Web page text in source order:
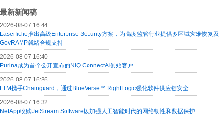
最新新闻稿
2026-08-07 16:44
Laserfiche推出高级Enterprise Security方案，为高度监管行业提供多区域灾难恢复及
GovRAMP就绪合规支持
2026-08-07 16:40
Purina成为首个公开宣布的NIQ ConnectAI创始客户
2026-08-07 16:36
LTM携手Chainguard，通过BlueVerse™ RightLogic强化软件供应链安全
2026-08-07 16:32
NetApp收购JetStream Software以加强人工智能时代的网络韧性和数据保护